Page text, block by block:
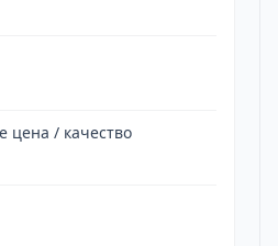
цена / качество